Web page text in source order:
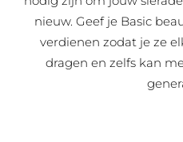
nieuw. Geef je Basic
verdienen zodat je ze
dragen en zelfs kan